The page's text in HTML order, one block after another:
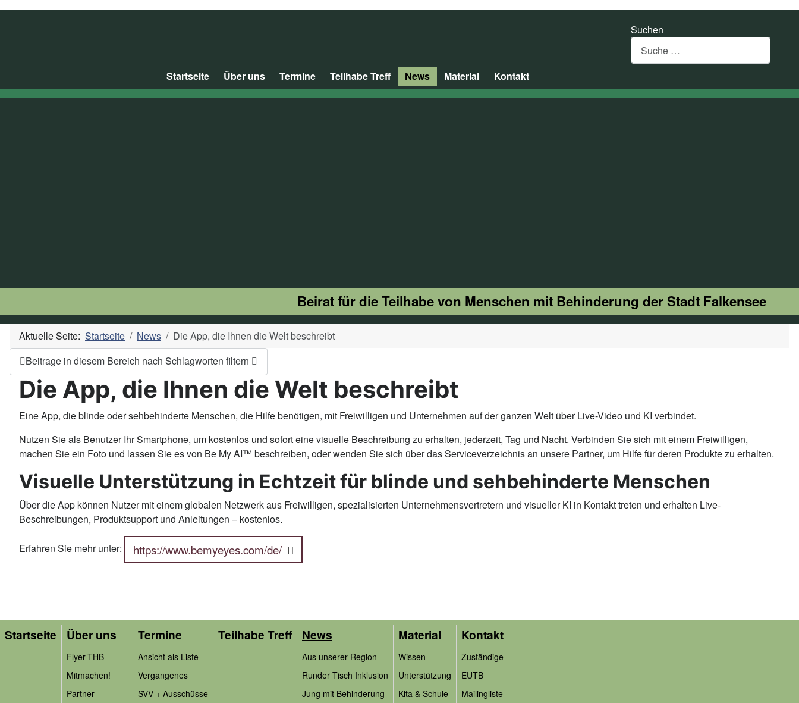
Startseite Über uns Termine Teilhabe Treff News Material Kontakt
Suchen
Beirat für die Teilhabe von Menschen mit Behinderung der Stadt Falkensee
Aktuelle Seite: Startseite News
Die App, die Ihnen die Welt beschreibt
Beitrage in diesem Bereich nach Schlagworten filtern
Die App, die Ihnen die Welt beschreibt
Eine App, die blinde oder sehbehinderte Menschen, die Hilfe benötigen, mit Freiwilligen und Unternehmen auf der ganzen Welt über Live-Video und KI verbindet.
Nutzen Sie als Benutzer Ihr Smartphone, um kostenlos und sofort eine visuelle Beschreibung zu erhalten, jederzeit, Tag und Nacht. Verbinden Sie sich mit einem Freiwilligen,
machen Sie ein Foto und lassen Sie es von Be My AI™ beschreiben, oder wenden Sie sich über das Serviceverzeichnis an unsere Partner, um Hilfe für deren Produkte zu erhalten.
Visuelle Unterstützung in Echtzeit für blinde und sehbehinderte Menschen
Über die App können Nutzer mit einem globalen Netzwerk aus Freiwilligen, spezialisierten Unternehmensvertretern und visueller KI in Kontakt treten und erhalten Live-
Beschreibungen, Produktsupport und Anleitungen – kostenlos.
Erfahren Sie mehr unter: https://www.bemyeyes.com/de/
Startseite Über uns
Flyer-THB
Mitmachen!
Partner
Termine
Ansicht als Liste
Vergangenes
SVV + Ausschüsse
Teilhabe Treff News
Aus unserer Region
Runder Tisch Inklusion
Jung mit Behinderung
Material
Wissen
Unterstützung
Kita & Schule
Kontakt
Zuständige
EUTB
Mailingliste